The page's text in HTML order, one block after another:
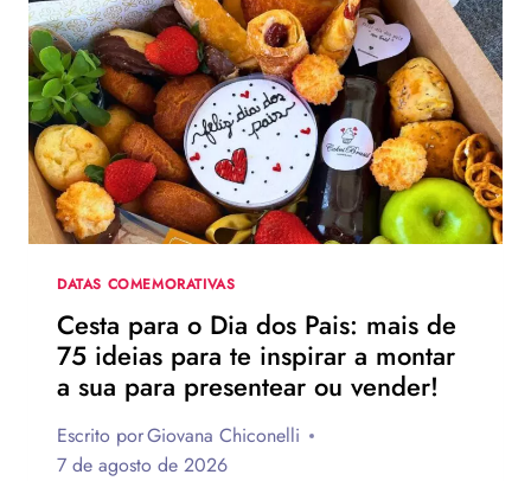
O
DIA
DOS
PAIS?
VEJA
130
FRASES
EMOCIONANTES
PARA
HOMENAGEAR
DATA
DATAS COMEMORATIVAS
Cesta para o Dia dos Pais: mais de
75 ideias para te inspirar a montar
a sua para presentear ou vender!
Escrito porGiovana Chiconelli
7 de agosto de 2026